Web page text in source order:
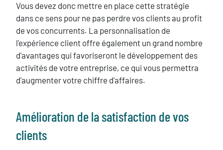
Vous devez donc mettre en place cette stratégie
dans ce sens pour ne pas perdre vos clients au profit
de vos concurrents. La personnalisation de
l'expérience client offre également un grand nombre
d'avantages qui favoriseront le développement des
activités de votre entreprise, ce qui vous permettra
d'augmenter votre chiffre d'affaires.
Texte
Amélioration de la satisfaction de vos
clients